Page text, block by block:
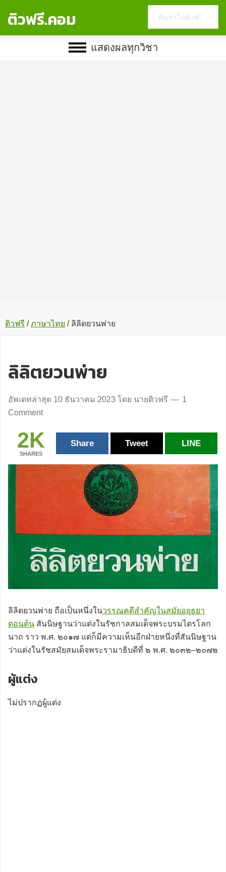
ติวฟรี.คอม
website
แสดงผลทุกวิชา
ติวฟรี / ภาษาไทย /ลิลิตยวนพ่าย
ลิลิตยวนพ่าย
อัพเดทล่าสุด 10 ธันวาคม 2023 โดย นายติวฟรี
1
Comment
2K
SHARES
Share Tweet LINE
ลิลิตยวนพ่าย ถือเป็นหนึ่งในวรรณคดีสำคัญในสมัยอยุธยา
ตอนต้น สันนิษฐานว่าแต่งในรัชกาลสมเด็จพระบรมไตรโลก
นาถ ราว พ.ศ. ๒๐๑๗ แต่ก็มีความเห็นอีกฝ่ายหนึ่งที่สันนิษฐาน
ว่าแต่งในรัชสมัยสมเด็จพระรามาธิบดีที่ ๒ พ.ศ. ๒๐๓๒–๒๐๗๒
ผู้แต่ง
ไม่ปรากฏผู้แต่ง